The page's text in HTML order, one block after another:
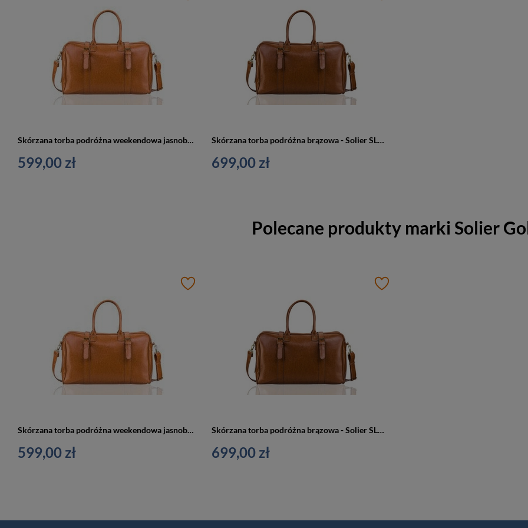
Skórzana torba podróżna weekendowa jasnobrązowa - Solier SL16 HAMILTON
599,00 zł
Skórzana torba podróżna brązowa - Solier SL16 HAMILTON
699,00 zł
Polecane produkty markiSolier
Skórzana torba podróżna weekendowa jasnobrązowa - Solier SL16 HAMILTON
599,00 zł
Skórzana torba podróżna brązowa - Solier SL16 HAMILTON
699,00 zł